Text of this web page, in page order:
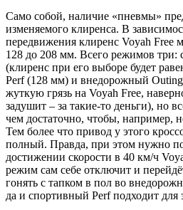
Само собой, наличие «пневмы»
изменяемого клиренса. В
передвижения клиренс Voyah Free
128 до 208 мм. Всего режимов три:
(клиренс при его выборе будет
Perf (128 мм) и внедорожный
жуткую грязь на Voyah Free,
задушит – за такие-то деньги), но
чем достаточно, чтобы, например,
Тем более что привод у этого
полный. Правда, при этом нужно
достижении скорости в 40 км/ч
режим сам себе отключит и
гонять с тапком в пол во
да и спортивный Perf подходит для